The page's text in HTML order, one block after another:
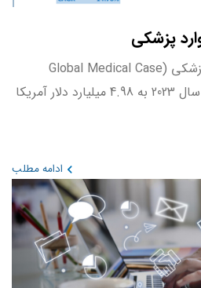
پزشکی
بازار جهانی مدیریت موارد پزشکی (Global Medical Case
Management Market) در سال 2023 به 4.98 میلیارد دلار آمریکا
ادامه مطلب